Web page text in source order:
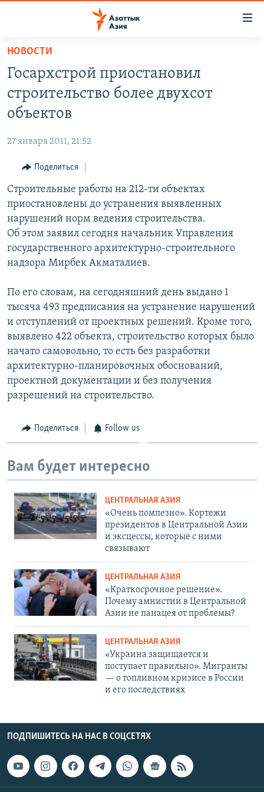
Вернуться
основному
содержанию
Вернутся
главной
навигации
Вернутся
поиску
КАЗАХСТАН
КЫРГЫЗСТАН
ТАДЖИКИСТАН
НОВОСТИ
ВОЙНА В УКРАИНЕ
ҚАЗАҚША
КЫРГЫЗЧА
ЎЗБЕКЧА
TÜRKMENÇE
Все сайты РСЕ/РС
НОВОСТИ
Госархстрой приостановил
строительство более двухсот
объектов
27 января 2011, 21:52
Поделиться
Строительные работы на 212-ти объектах
приостановлены до устранения выявленных
нарушений норм ведения строительства.
Об этом заявил сегодня начальник Управления
государственного архитектурно-строительного
надзора Мирбек Акматалиев.
По его словам, на сегодняшний день выдано 1
тысяча 493 предписания на устранение нарушений
и отступлений от проектных решений. Кроме того,
выявлено 422 объекта, строительство которых было
начато самовольно, то есть без разработки
архитектурно-планировочных обоснований,
проектной документации и без получения
разрешений на строительство.
Поделиться Follow us
Вам будет интересно
ЦЕНТРАЛЬНАЯ АЗИЯ
«Очень помпезно». Кортежи
президентов в Центральной Азии
и эксцессы, которые с ними
связывают
ЦЕНТРАЛЬНАЯ АЗИЯ
«Краткосрочное решение».
Почему амнистии в Центральной
Азии не панацея от проблемы?
ЦЕНТРАЛЬНАЯ АЗИЯ
«Украина защищается и
поступает правильно». Мигранты
— о топливном кризисе в России
и его последствиях
ПОДПИШИТЕСЬ НА НАС В СОЦСЕТЯХ